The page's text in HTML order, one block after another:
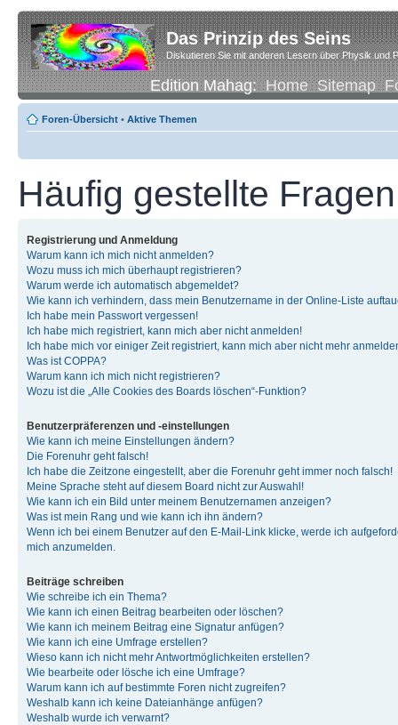
Das Prinzip des Seins
Diskutieren Sie mit anderen Lesern über Physik und
Edition Mahag:Home Sitemap
Foren-Übersicht • Aktive Themen
Häufig gestellte Fragen
Registrierung und Anmeldung
Warum kann ich mich nicht anmelden?
Wozu muss ich mich überhaupt registrieren?
Warum werde ich automatisch abgemeldet?
Wie kann ich verhindern, dass mein Benutzername in der Online-Liste
Ich habe mein Passwort vergessen!
Ich habe mich registriert, kann mich aber nicht anmelden!
Ich habe mich vor einiger Zeit registriert, kann mich aber nicht mehr
Was ist COPPA?
Warum kann ich mich nicht registrieren?
Wozu ist die „Alle Cookies des Boards löschen“-Funktion?
Benutzerpräferenzen und -einstellungen
Wie kann ich meine Einstellungen ändern?
Die Forenuhr geht falsch!
Ich habe die Zeitzone eingestellt, aber die Forenuhr geht immer noch falsch!
Meine Sprache steht auf diesem Board nicht zur Auswahl!
Wie kann ich ein Bild unter meinem Benutzernamen anzeigen?
Was ist mein Rang und wie kann ich ihn ändern?
Wenn ich bei einem Benutzer auf den E-Mail-Link klicke, werde ich
mich anzumelden.
Beiträge schreiben
Wie schreibe ich ein Thema?
Wie kann ich einen Beitrag bearbeiten oder löschen?
Wie kann ich meinem Beitrag eine Signatur anfügen?
Wie kann ich eine Umfrage erstellen?
Wieso kann ich nicht mehr Antwortmöglichkeiten erstellen?
Wie bearbeite oder lösche ich eine Umfrage?
Warum kann ich auf bestimmte Foren nicht zugreifen?
Weshalb kann ich keine Dateianhänge anfügen?
Weshalb wurde ich verwarnt?